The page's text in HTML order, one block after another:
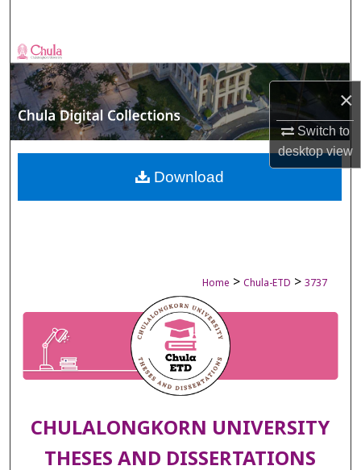
×
Switch to
desktopview
Browse Collections
My Account
About
Digital Commons Network™
Home > Chula-ETD > 3737
CHULALONGKORN UNIVERSITY
THESES AND DISSERTATIONS
Download